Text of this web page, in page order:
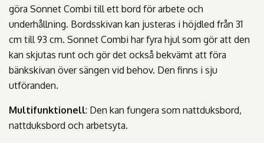
göra Sonnet Combi till ett bord för arbete och
underhållning. Bordsskivan kan justeras i höjdled från 31
cm till 93 cm. Sonnet Combi har fyra hjul som gör att den
kan skjutas runt och gör det också bekvämt att föra
bänkskivan över sängen vid behov. Den finns i sju
utföranden.
Multifunktionell: Den kan fungera som nattduksbord,
nattduksbord och arbetsyta.